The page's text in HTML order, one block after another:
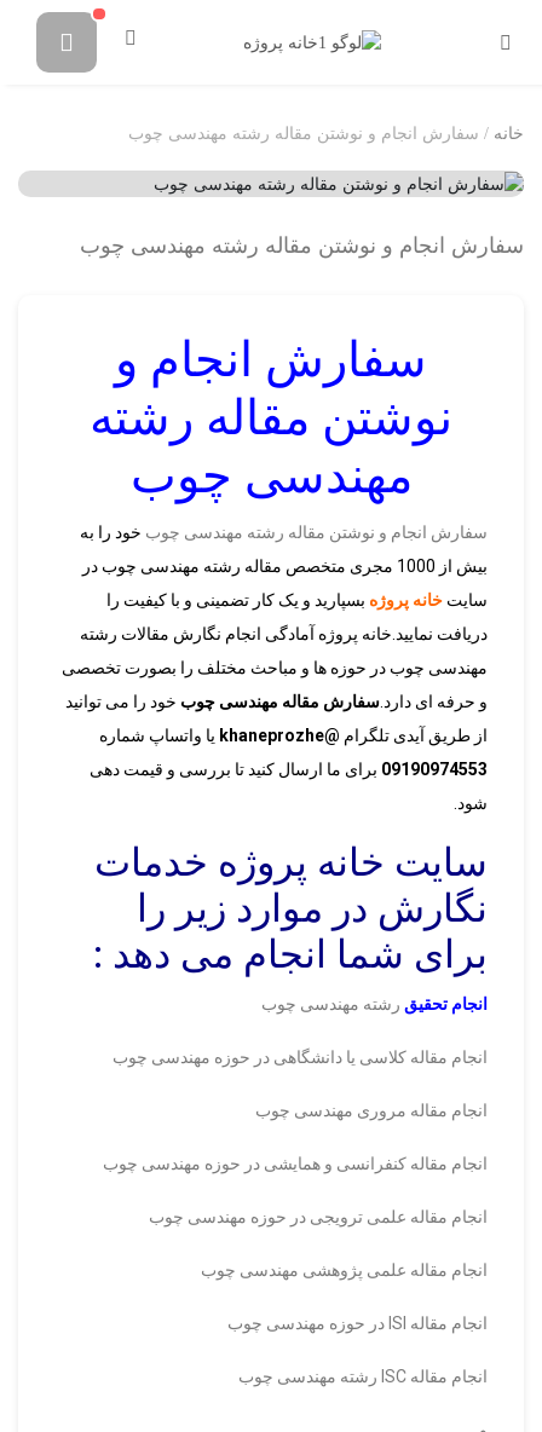
خانه / سفارش انجام و نوشتن مقاله رشته مهندسی چوب
سفارش انجام و نوشتن مقاله رشته مهندسی چوب
سفارش انجام و
نوشتن مقاله رشته
مهندسی چوب
سفارش انجام و نوشتن مقاله رشته مهندسی چوب خود را به
بیش از 1000 مجری متخصص مقاله رشته مهندسی چوب در
سایت خانه پروژه بسپارید و یک کار تضمینی و با کیفیت را
دریافت نمایید.خانه پروژه آمادگی انجام نگارش مقالات رشته
مهندسی چوب در حوزه ها و مباحث مختلف را بصورت تخصصی
و حرفه ای دارد.سفارش مقاله مهندسی چوب خود را می توانید
از طریق آیدی تلگرام @khaneprozhe
یا واتساپ شماره
09190974553 برای ما ارسال کنید تا بررسی و قیمت دهی
شود.
سایت خانه پروژه خدمات
نگارش در موارد زیر را
برای شما انجام می دهد :
انجام تحقیق رشته مهندسی چوب
انجام مقاله کلاسی یا دانشگاهی در حوزه مهندسی چوب
انجام مقاله مروری مهندسی چوب
انجام مقاله کنفرانسی و همایشی در حوزه مهندسی چوب
انجام مقاله علمی ترویجی در حوزه مهندسی چوب
انجام مقاله علمی پژوهشی مهندسی چوب
انجام مقاله ISI در حوزه مهندسی چوب
انجام مقاله ISC رشته مهندسی چوب